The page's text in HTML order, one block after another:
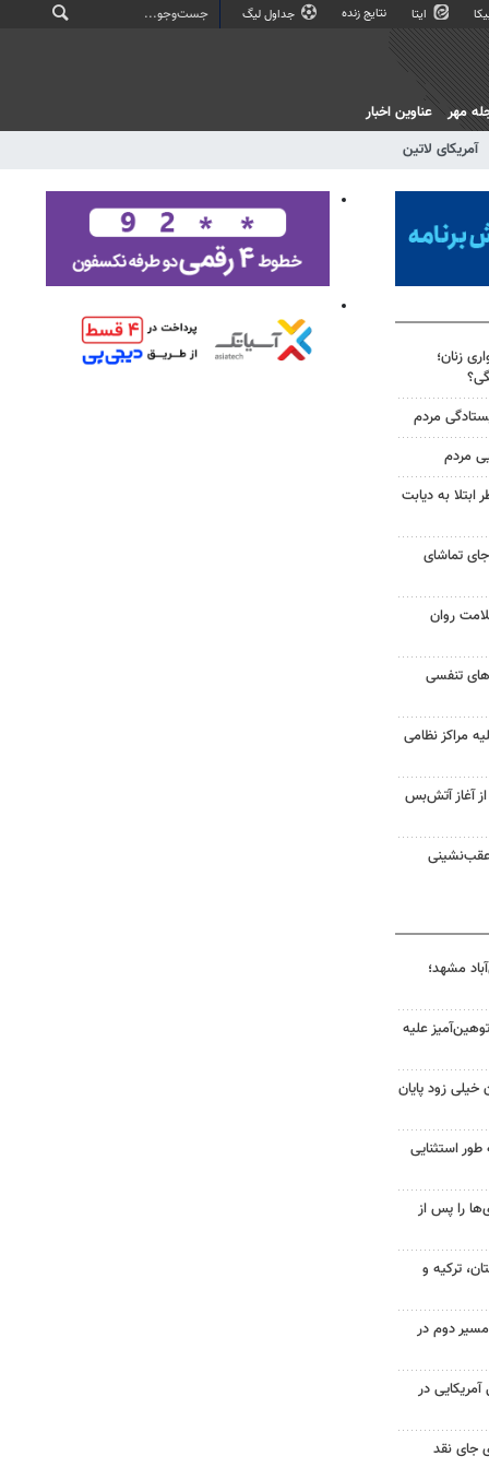
ایتا نتایج زنده جداول لیگ
آمریکای لاتین
مهر عناوین اخبار
زنان؛
مردم
مردم
به دیابت
تماشای
روان
تنفسی
مراکز نظامی
غزه از آغاز آتش‌بس
عقب‌نشینی
مشهد؛
علیه
خیلی زود پایان
طور استثنایی
را پس از
ترکیه و
دوم در
۷۰۰ نظامی آمریکایی در
جای نقد